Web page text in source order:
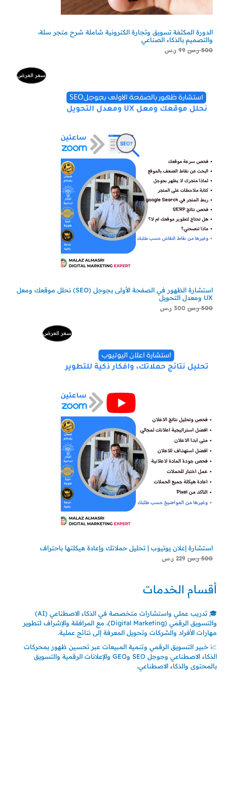
الدورة المكثفة تسويق وتجارة الكترونية شاملة شرح متجر سلة،
والتصميم بالذكاء الصناعي
500 ر.س 99 ر.س
سعر العرضمنتج
استشارة الظهور في الصفحة الأولى بجوجل (SEO) نحلل موقعك ومعل
UX ومعدل التحويل
500 ر.س
500 ر.س.
300 ر.س
300 ر.س.
سعر العرضمنتج
استشارة إعلان يوتيوب | تحليل حملاتك وإعادة هيكلتها باحتراف
500 ر.س 229 ر.س
229 ر.س.
أقسام الخدمات
🎓 تدريب عملي واستشارات متخصصة في الذكاء الاصطناعي (AI)
والتسويق الرقمي (Digital Marketing)، مع المرافقة والإشراف لتطوير
مهارات الأفراد والشركات وتحويل المعرفة إلى نتائج عملية.
📈 خبير التسويق الرقمي وتنمية المبيعات عبر تحسين ظهور بمحركات
الذكاء الاصطناعي وجوجل SEO وGEO والإعلانات الرقمية والتسويق
بالمحتوى والذكاء الاصطناعي.